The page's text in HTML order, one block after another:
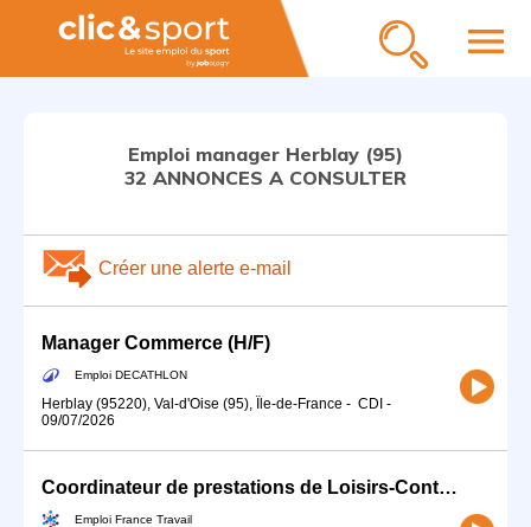
menu
Emploi manager Herblay (95)
32 ANNONCES A CONSULTER
Créer une alerte e-mail
Manager Commerce (H/F)
Emploi DECATHLON
Herblay (95220), Val-d'Oise (95), Île-de-France - CDI -
09/07/2026
Coordinateur de prestations de Loisirs-Contrat d'apprentissage (H/F)
Emploi France Travail